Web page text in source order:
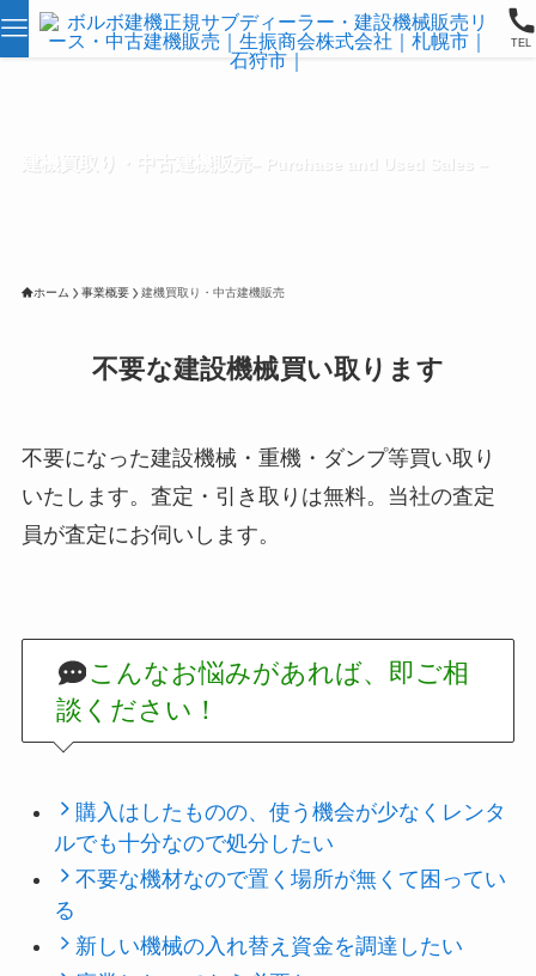
TEL
建機買取り・中古建機販売– Purchase and Used Sales –
ホーム 事業概要 建機買取り・中古建機販売
不要な建設機械買い取ります
不要になった建設機械・重機・ダンプ等買い取り
いたします。査定・引き取りは無料。当社の査定
員が査定にお伺いします。
こんなお悩みがあれば、即ご相
談ください！
購入はしたものの、使う機会が少なくレンタ
ルでも十分なので処分したい
不要な機材なので置く場所が無くて困ってい
る
新しい機械の入れ替え資金を調達したい